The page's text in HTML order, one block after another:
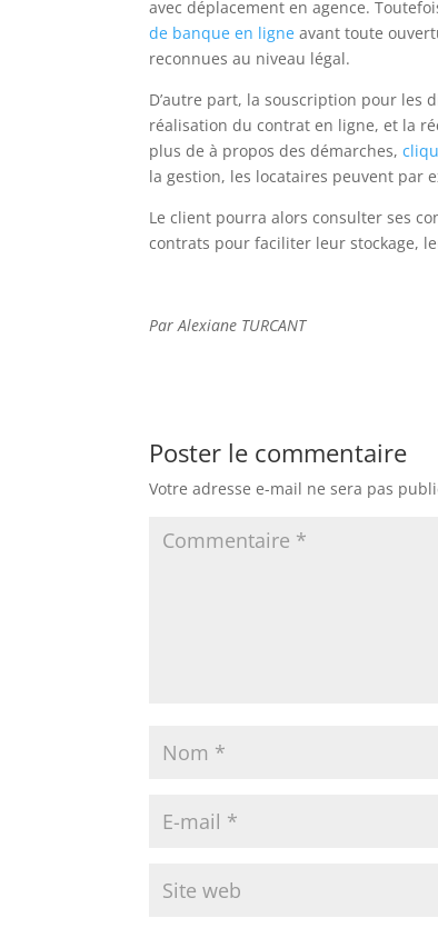
avec déplacement en agence.
de banque en ligne avant toute
reconnues au niveau légal.
D’autre part, la souscription pour les
réalisation du contrat en ligne, et la
plus de à propos des démarches,
la gestion, les locataires peuvent par
Le client pourra alors consulter ses
contrats pour faciliter leur stockage,
Par Alexiane TURCANT
Poster le commentaire
Votre adresse e-mail ne sera pas